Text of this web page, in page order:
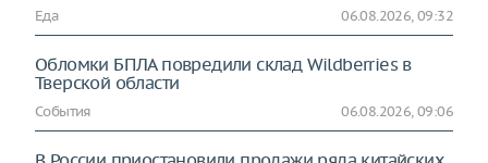
Еда 06.08.2026, 09:32
Обломки БПЛА повредили склад Wildberries в
Тверской области
События 06.08.2026, 09:06